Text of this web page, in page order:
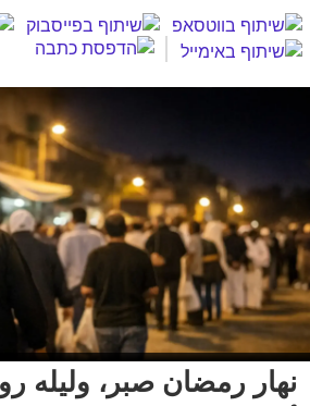
نهار رمضان صبر، وليله